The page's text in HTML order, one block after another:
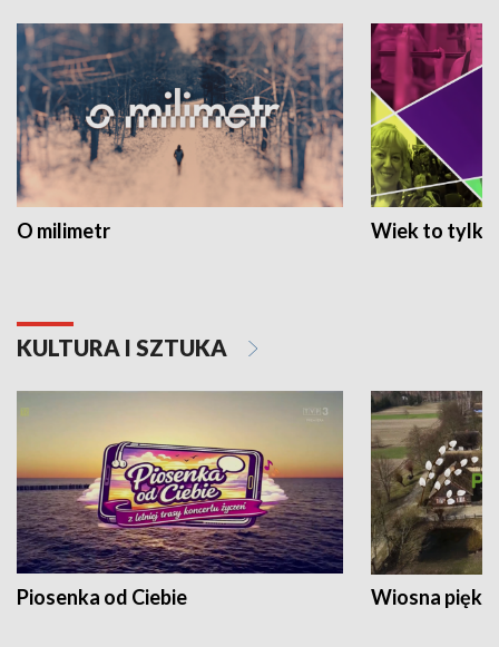
O milimetr Wiek to tylko
KULTURA I SZTUKA
Piosenka od Ciebie Wiosna